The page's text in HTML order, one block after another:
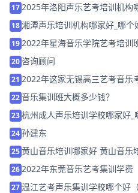
17 2025年洛阳声乐艺考培训机构
18湘潭声乐培训机构哪家好_哪个
19 2022年星海音乐学院艺考培训
20咨询顾问
21 2022年这家无锡高三艺考音乐
22音乐集训班大概多少钱？
23杭州成人声乐培训学校哪家好_
24孙建东
25黄山音乐培训哪家好 黄山音乐
26 2022年东莞音乐艺考集训学费
27温江艺考声乐集训学校哪个好（